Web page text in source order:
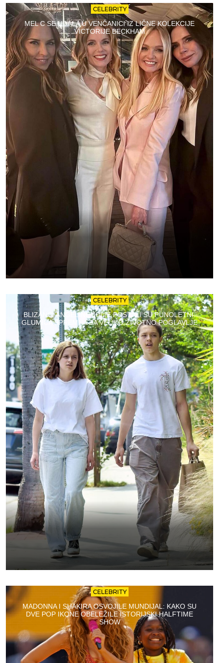
CELEBRITY
MEL C SE UDALA U VENČANICI IZ LIČNE KOLEKCIJE
VICTORIJE BECKHAM
CELEBRITY
BLIZANCI ANGELINE JOLIE POSTALI SU PUNOLETNI:
GLUMICA SPREMNA ZA VELIKO ŽIVOTNO POGLAVLJE
CELEBRITY
MADONNA I SHAKIRA OSVOJILE MUNDIJAL: KAKO SU
DVE POP IKONE OBELEŽILE ISTORIJSKI HALFTIME
SHOW